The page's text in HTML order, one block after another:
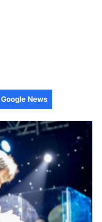
News